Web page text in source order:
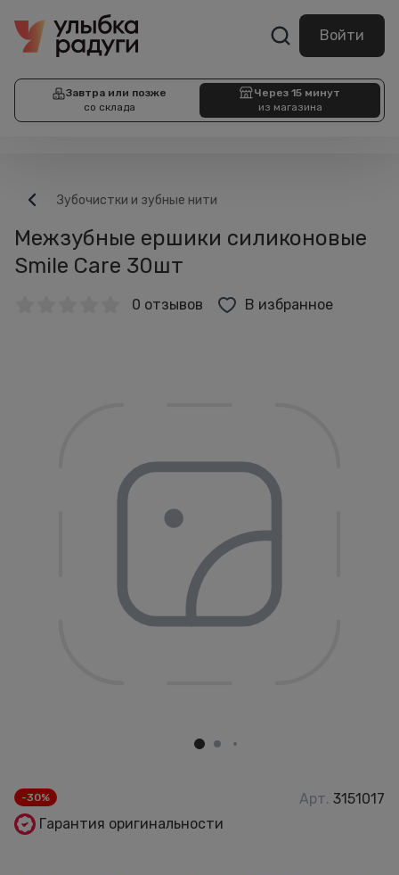
Войти
Завтра или позже
со склада
Через 15 минут
из магазина
Зубочистки и зубные нити
Межзубные ершики силиконовые
Smile Care 30шт
0 отзывов В избранное
-30% Арт. 3151017
Гарантия оригинальности